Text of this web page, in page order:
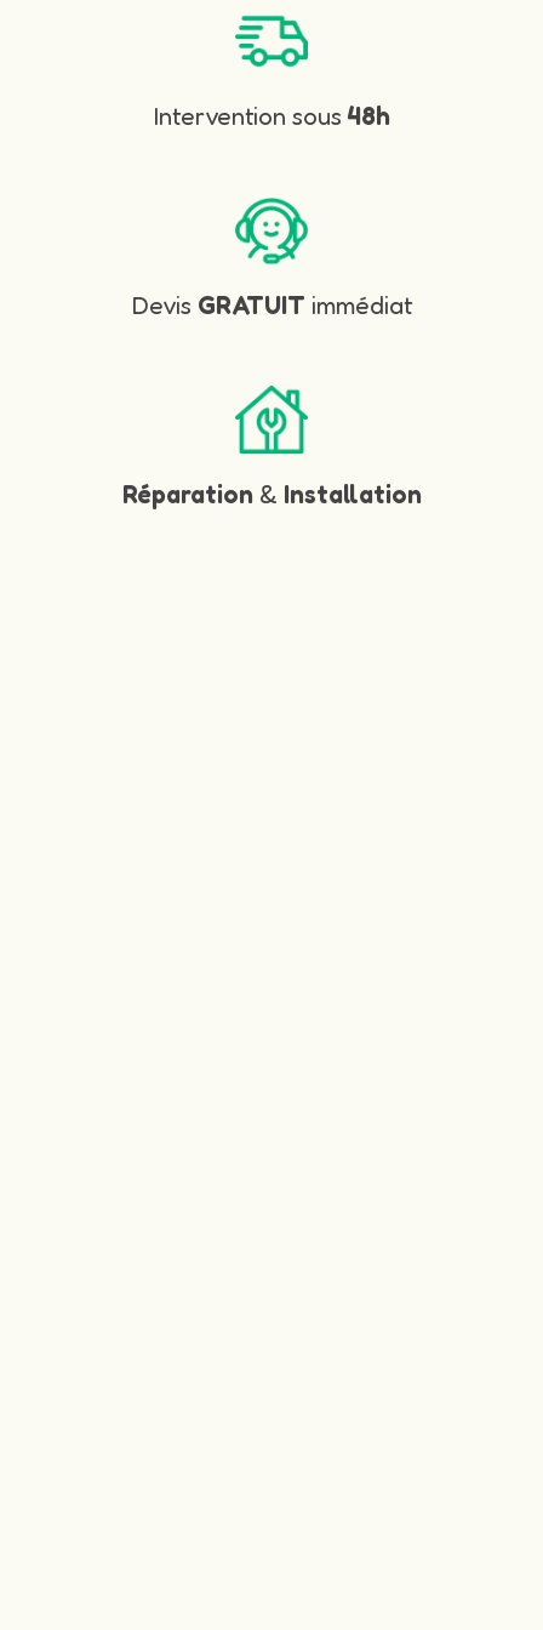
Intervention sous 48h
Devis GRATUIT immédiat
Réparation & Installation